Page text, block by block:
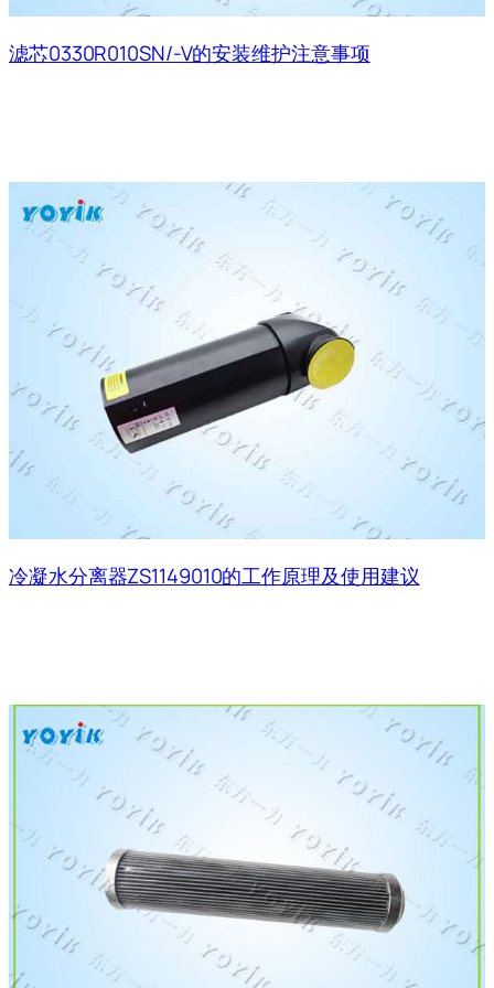
滤芯0330R010SN/-V的安装维护注意事项
冷凝水分离器ZS1149010的工作原理及使用建议